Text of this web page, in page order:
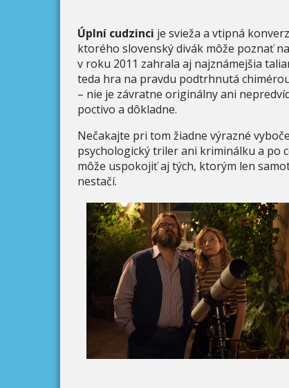
Úplní cudzinci je svieža a vtipná
ktorého slovenský divák môže poznať
v roku 2011 zahrala aj najznámejšia
teda hra na pravdu podtrhnutá
– nie je závratne originálny ani
poctivo a dôkladne.
Nečakajte pri tom žiadne výrazné
psychologický triler ani kriminálku a po
môže uspokojiť aj tých, ktorým len
nestačí.